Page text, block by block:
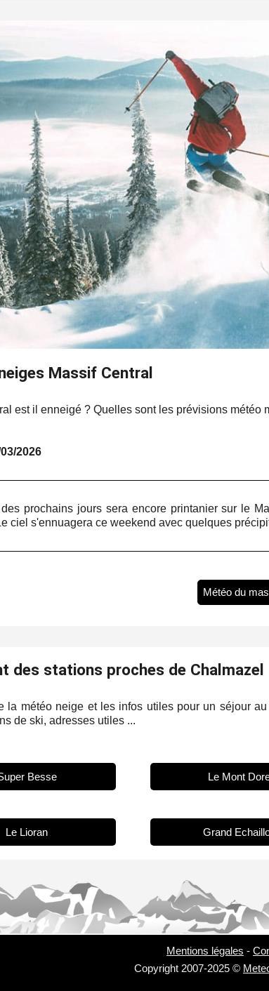
Massif Central
est il enneigé ? Quelles sont les prévisions météo
2026
prochains jours sera encore printanier sur le
ciel s'ennuagera ce weekend avec quelques
Météo du
des stations proches de Chalmazel
la météo neige et les infos utiles pour un séjour
de ski, adresses utiles ...
Besse Le Mont
Le Lioran Grand
Mentions légales -
Copyright 2007-2025 ©